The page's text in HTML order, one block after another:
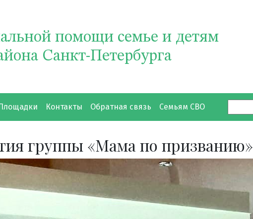
помощи семье и детям
Санкт-Петербурга
Контакты Обратная связь Семьям СВО
Найти:
группы «Мама по призванию»